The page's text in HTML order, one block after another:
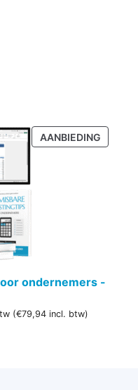
AANBIEDING
IN
ondernemers -
(€79,94incl. btw)